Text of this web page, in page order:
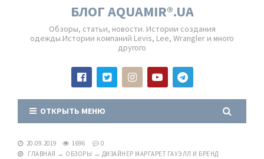
БЛОГ AQUAMIR®.UA
Обзоры, статьи, новости. Истории создания
одежды.Истории компаний Levis, Lee, Wrangler и много
другого
ОТКРЫТЬ МЕНЮ
20.09.2019 1696
0
ГЛАВНАЯ → ОБЗОРЫ → ДИЗАЙНЕР МАРГАРЕТ ГАУЭЛЛ И БРЕНД